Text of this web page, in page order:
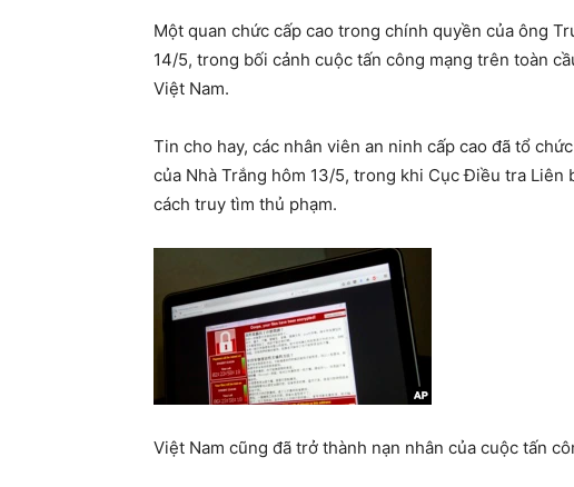
Một quan chức cấp cao trong chính quyền của ông
14/5, trong bối cảnh cuộc tấn công mạng trên toàn
Việt Nam.
Tin cho hay, các nhân viên an ninh cấp cao đã tổ
của Nhà Trắng hôm 13/5, trong khi Cục Điều tra Liên
cách truy tìm thủ phạm.
Việt Nam cũng đã trở thành nạn nhân của cuộc tấn